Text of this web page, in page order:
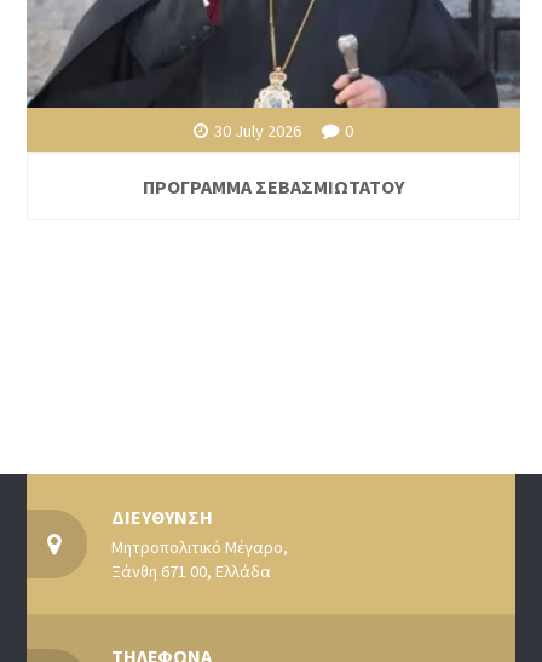
30 July 2026 0
ΠΡΟΓΡΑΜΜΑ ΣΕΒΑΣΜΙΩΤΑΤΟΥ
ΔΙΕΥΘΥΝΣΗ
Μητροπολιτικό Μέγαρο,
Ξάνθη 671 00, Ελλάδα
ΤΗΛΕΦΩΝΑ